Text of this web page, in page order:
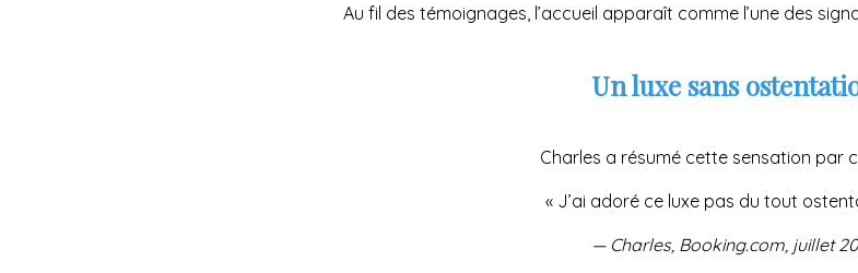
Au fil des témoignages, l’accueil apparaît comme l’une des
Un luxe sans
Charles a résumé cette sensation par
« J’ai adoré ce luxe pas du tout
— Charles, Booking.com, juillet